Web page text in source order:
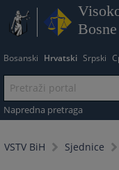
Bosanski Hrvatski Srpski
Napredna pretraga
VSTV BiH Sjednice